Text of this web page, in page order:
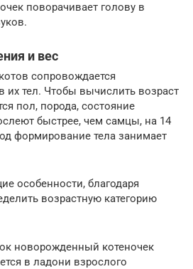
поворачивает голову в
и вес
сопровождается
их тел. Чтобы вычислить возраст
пол, порода, состояние
быстрее, чем самцы, на 14
формирование тела занимает
особенности, благодаря
возрастную категорию
новорожденный котеночек
в ладони взрослого